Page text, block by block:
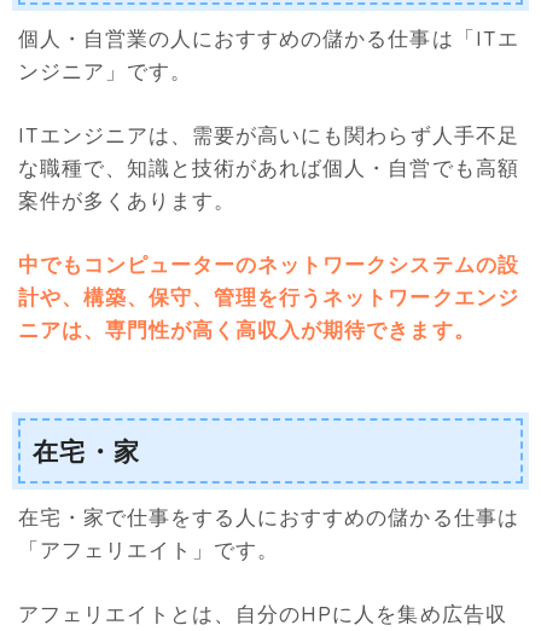
個人・自営業の人におすすめの儲かる仕事は「ITエ
ンジニア」です。
ITエンジニアは、需要が高いにも関わらず人手不足
な職種で、知識と技術があれば個人・自営でも高額
案件が多くあります。
中でもコンピューターのネットワークシステムの設
計や、構築、保守、管理を行うネットワークエンジ
ニアは、専門性が高く高収入が期待できます。
在宅・家
在宅・家で仕事をする人におすすめの儲かる仕事は
「アフェリエイト」です。
アフェリエイトとは、自分のHPに人を集め広告収